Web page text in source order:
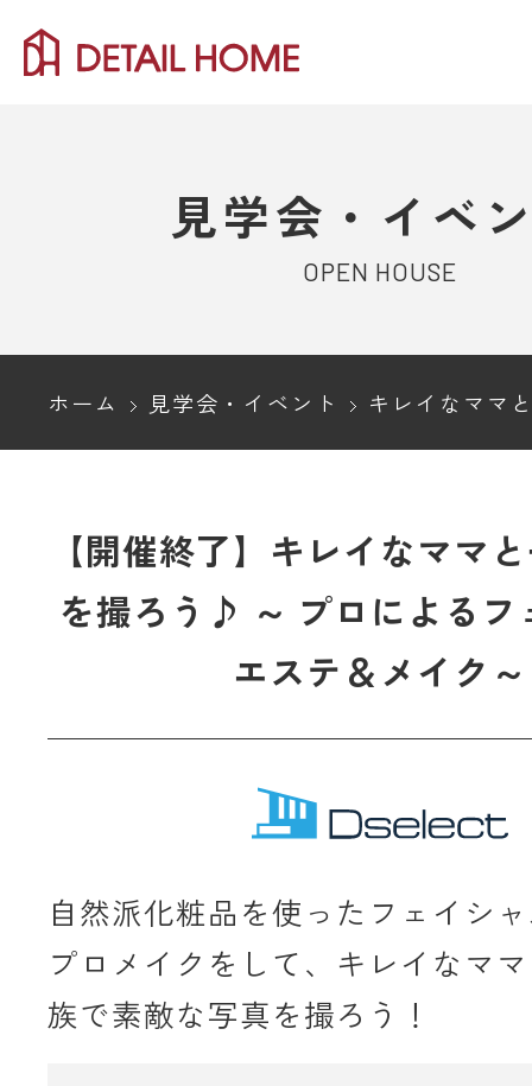
見学会・イベ
OPEN HOUSE
ホーム 見学会・イベント キレイなママと一緒に写真を撮ろう♪ ～
【開催終了】キレイなママ
を撮ろう♪ ～ プロによるフ
エステ＆メイク～
自然派化粧品を使ったフェイシ
プロメイクをして、キレイなマ
族で素敵な写真を撮ろう！